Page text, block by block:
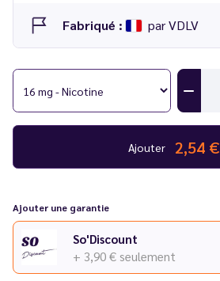
Fabriqué : par VDLV
Ajouter 2,54 €
Ajouter une garantie
So'Discount
+ 3,90 € seulement